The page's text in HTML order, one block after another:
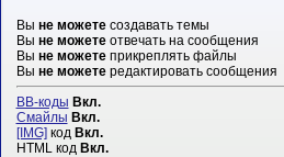
Вы не можетесоздавать темы
Вы не можетеотвечать на сообщения
Вы не можетеприкреплять файлы
Вы не можетередактировать сообщения
BB-коды Вкл.
Смайлы Вкл.
[IMG]код Вкл.
HTML код Вкл.